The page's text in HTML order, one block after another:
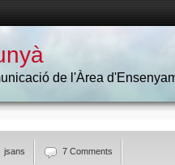
de l'Àrea
jsans 7 Comments